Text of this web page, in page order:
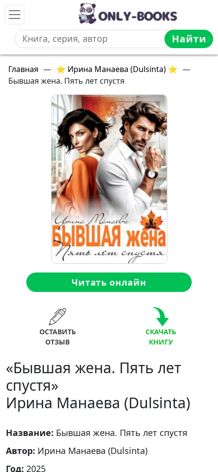
Найти
Главная — ⭐ Ирина Манаева (Dulsinta) ⭐ —
Бывшая жена. Пять лет спустя
Читать онлайн
ОСТАВИТЬ
ОТЗЫВ
СКАЧАТЬ
КНИГУ
«Бывшая жена. Пять лет
спустя»
Ирина Манаева (Dulsinta)
Название: Бывшая жена. Пять лет спустя
Автор: Ирина Манаева (Dulsinta)
Год: 2025